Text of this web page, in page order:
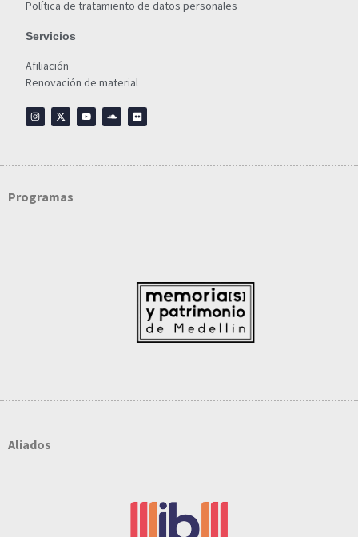
Política de tratamiento de datos personales
Servicios
Afiliación
Renovación de material
Programas
Aliados